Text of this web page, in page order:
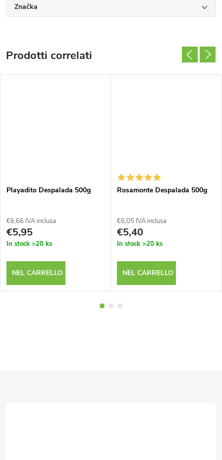
Značka
Prodotti correlati
Playadito Despalada 500g
€6,66 IVA inclusa
€5,95
In stock >20 ks
NEL CARRELLO
Rosamonte Despalada 500g
€6,05 IVA inclusa
€5,40
In stock >20 ks
NEL CARRELLO